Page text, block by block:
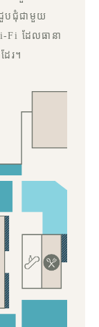
ជួបជុំជាមួយ
Fi ដែលធានា
ែរ។